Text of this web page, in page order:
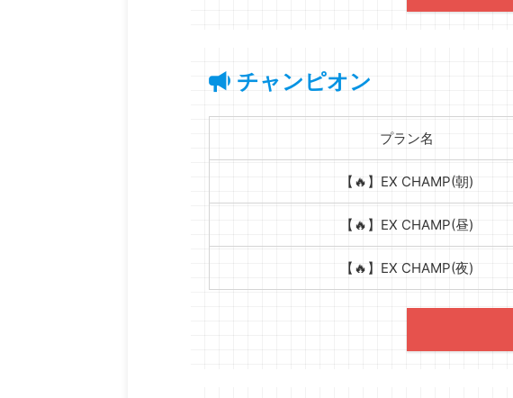
チャンピオン
プラン名
【🔥】EX CHAMP(朝)
【🔥】EX CHAMP(昼)
【🔥】EX CHAMP(夜)